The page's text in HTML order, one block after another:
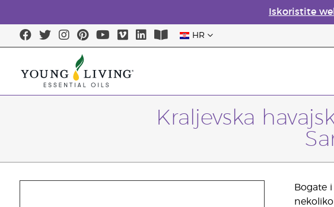
Iskoristite
HR
Kraljevska
Bogate